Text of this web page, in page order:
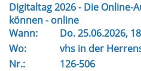
Digitaltag 2026 - Die Online-
können - online
Wann:
Do.25.06.2026,
Wo:
vhs in der
Nr.:
126-506